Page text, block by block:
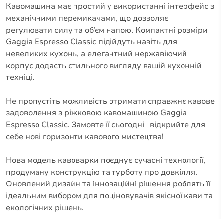
Кавомашина має простий у використанні інтерфейс з
механічними перемикачами, що дозволяє
регулювати силу та об’єм напою. Компактні розміри
Gaggia Espresso Classic підійдуть навіть для
невеликих кухонь, а елегантний нержавіючий
корпус додасть стильного вигляду вашій кухонній
техніці.
Не пропустіть можливість отримати справжнє кавове
задоволення з ріжковою кавомашиною Gaggia
Espresso Classic. Замовте її сьогодні і відкрийте для
себе нові горизонти кавового мистецтва!
Нова модель кавоварки поєднує сучасні технології,
продуману конструкцію та турботу про довкілля.
Оновлений дизайн та інноваційні рішення роблять її
ідеальним вибором для поціновувачів якісної кави та
екологічних рішень.